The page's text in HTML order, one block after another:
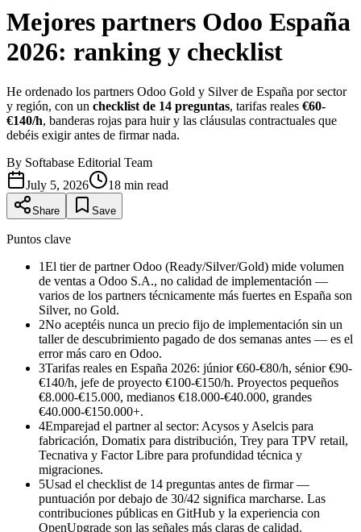
Mejores partners Odoo España
2026: ranking y checklist
He ordenado los partners Odoo Gold y Silver de España por sector
y región, con un checklist de 14 preguntas, tarifas reales €60-
€140/h, banderas rojas para huir y las cláusulas contractuales que
debéis exigir antes de firmar nada.
By Softabase Editorial Team
July 5, 2026
18 min read
Share Save
Puntos clave
1El tier de partner Odoo (Ready/Silver/Gold) mide volumen
de ventas a Odoo S.A., no calidad de implementación —
varios de los partners técnicamente más fuertes en España son
Silver, no Gold.
2No aceptéis nunca un precio fijo de implementación sin un
taller de descubrimiento pagado de dos semanas antes — es el
error más caro en Odoo.
3Tarifas reales en España 2026: júnior €60-€80/h, sénior €90-
€140/h, jefe de proyecto €100-€150/h. Proyectos pequeños
€8.000-€15.000, medianos €18.000-€40.000, grandes
€40.000-€150.000+.
4Emparejad el partner al sector: Acysos y Aselcis para
fabricación, Domatix para distribución, Trey para TPV retail,
Tecnativa y Factor Libre para profundidad técnica y
migraciones.
5Usad el checklist de 14 preguntas antes de firmar —
puntuación por debajo de 30/42 significa marcharse. Las
contribuciones públicas en GitHub y la experiencia con
OpenUpgrade son las señales más claras de calidad.